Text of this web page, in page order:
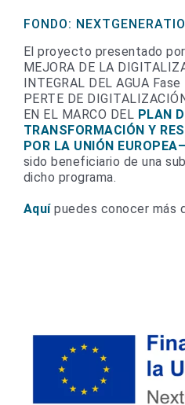
FONDO:
El proyecto presentado
MEJORA DE LA
INTEGRAL DEL AGUA
PERTE DE
EN EL MARCO DEL PLAN
TRANSFORMACIÓN Y
POR LA UNIÓN
sido beneficiario de una
dicho programa.
Aquípuedes conocer más